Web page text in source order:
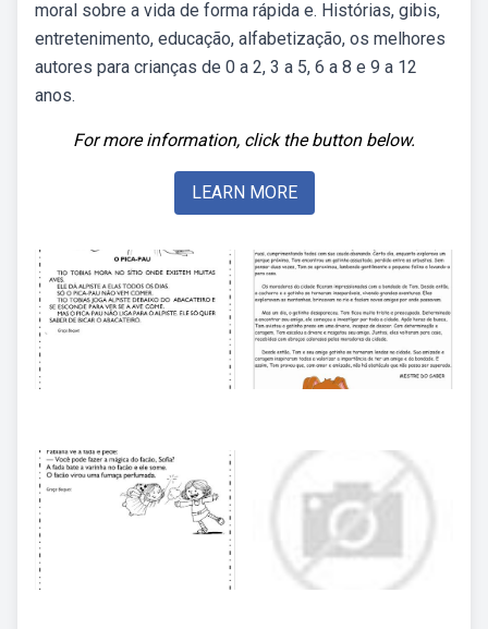
moral sobre a vida de forma rápida e. Histórias, gibis,
entretenimento, educação, alfabetização, os melhores
autores para crianças de 0 a 2, 3 a 5, 6 a 8 e 9 a 12
anos.
For more information, click the button below.
LEARN MORE